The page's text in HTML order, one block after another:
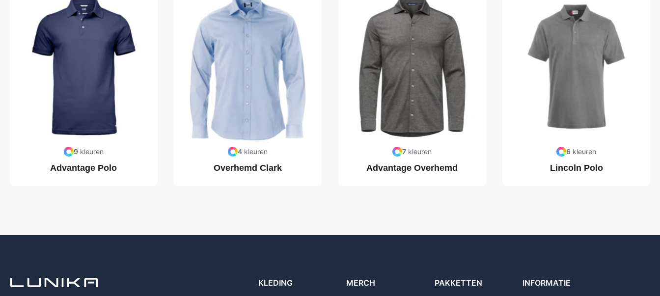
9kleuren
Advantage Polo
4 kleuren
Overhemd Clark
7 kleuren
Advantage Overhemd
6 kleuren
Lincoln Polo
KLEDING
MERCH
PAKKETTEN
INFORMATIE